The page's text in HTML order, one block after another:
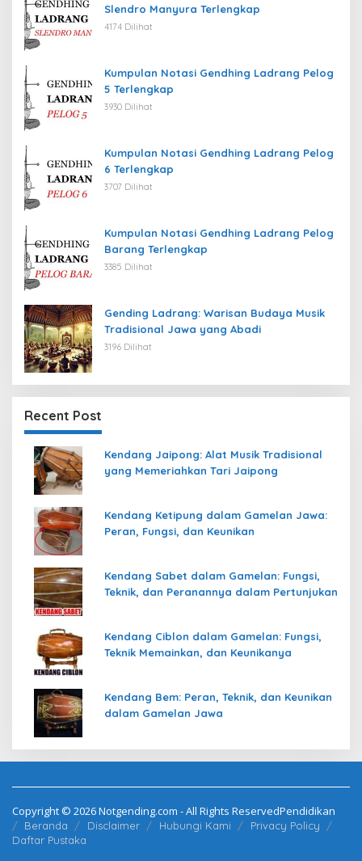
Slendro Manyura Terlengkap
4174 Dilihat
Kumpulan Notasi Gendhing Ladrang Pelog
5 Terlengkap
3930 Dilihat
Kumpulan Notasi Gendhing Ladrang Pelog
6 Terlengkap
3707 Dilihat
Kumpulan Notasi Gendhing Ladrang Pelog
Barang Terlengkap
3385 Dilihat
Gending Ladrang: Warisan Budaya Musik
Tradisional Jawa yang Abadi
3196 Dilihat
Recent Post
Kendang Jaipong: Alat Musik Tradisional
yang Memeriahkan Tari Jaipong
Kendang Ketipung dalam Gamelan Jawa:
Peran, Fungsi, dan Keunikan
Kendang Sabet dalam Gamelan: Fungsi,
Teknik, dan Peranannya dalam Pertunjukan
Kendang Ciblon dalam Gamelan: Fungsi,
Teknik Memainkan, dan Keunikanya
Kendang Bem: Peran, Teknik, dan Keunikan
dalam Gamelan Jawa
Copyright © 2026 Notgending.com - All Rights ReservedPendidikan
Beranda Disclaimer Hubungi Kami
Privacy Policy
Daftar Pustaka